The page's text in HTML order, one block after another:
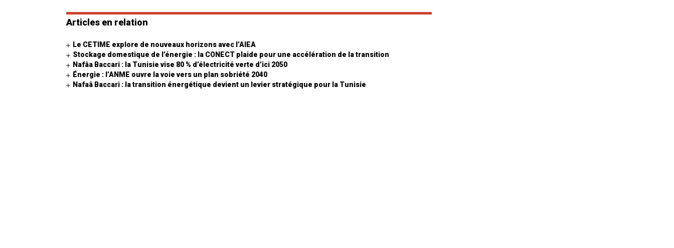
Articles en relation
Le CETIME explore de nouveaux horizons avec l’AIEA
Stockage domestique de l’énergie : la CONECT plaide pour une accélération de la transition
Nafâa Baccari : la Tunisie vise 80 % d’électricité verte d’ici 2050
Énergie : l’ANME ouvre la voie vers un plan sobriété 2040
Nafaâ Baccari : la transition énergétique devient un levier stratégique pour la Tunisie